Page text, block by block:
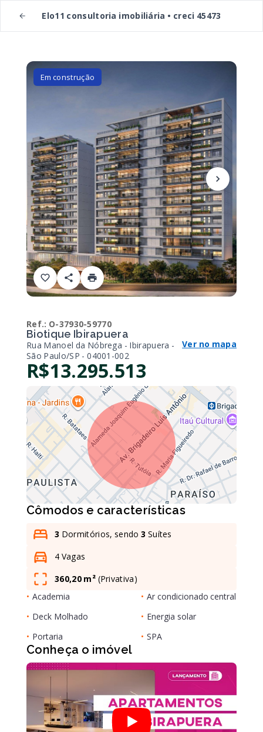
Elo11 consultoria imobiliária • creci 45473
Em construção
Ref.: O-37930-59770
Biotique Ibirapuera
Rua Manoel da Nóbrega - Ibirapuera -
São Paulo/SP - 04001-002
Ver no mapa
R$13.295.513
Cômodos e características
3 Dormitórios, sendo3 Suítes
4 Vagas
360,20 m² (Privativa)
• Academia • Ar condicionado central
• Deck Molhado • Energia solar
• Portaria • SPA
Conheça o imóvel